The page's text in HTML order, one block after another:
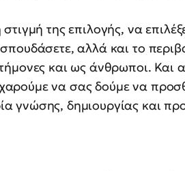
της επιλογής, να
σπουδάσετε, αλλά και το
και ως άνθρωποι. Και
να σας δούμε να
γνώσης, δημιουργίας και